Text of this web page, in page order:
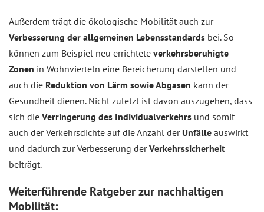
Außerdem trägt die ökologische Mobilität auch zur
Verbesserung der allgemeinen Lebensstandards bei. So
können zum Beispiel neu errichtete verkehrsberuhigte
Zonen in Wohnvierteln eine Bereicherung darstellen und
auch die Reduktion von Lärm sowie Abgasen kann der
Gesundheit dienen. Nicht zuletzt ist davon auszugehen, dass
sich die Verringerung des Individualverkehrs und somit
auch der Verkehrsdichte auf die Anzahl der Unfälle auswirkt
und dadurch zur Verbesserung derVerkehrssicherheit
beiträgt.
Weiterführende Ratgeber zur nachhaltigen
Mobilität: